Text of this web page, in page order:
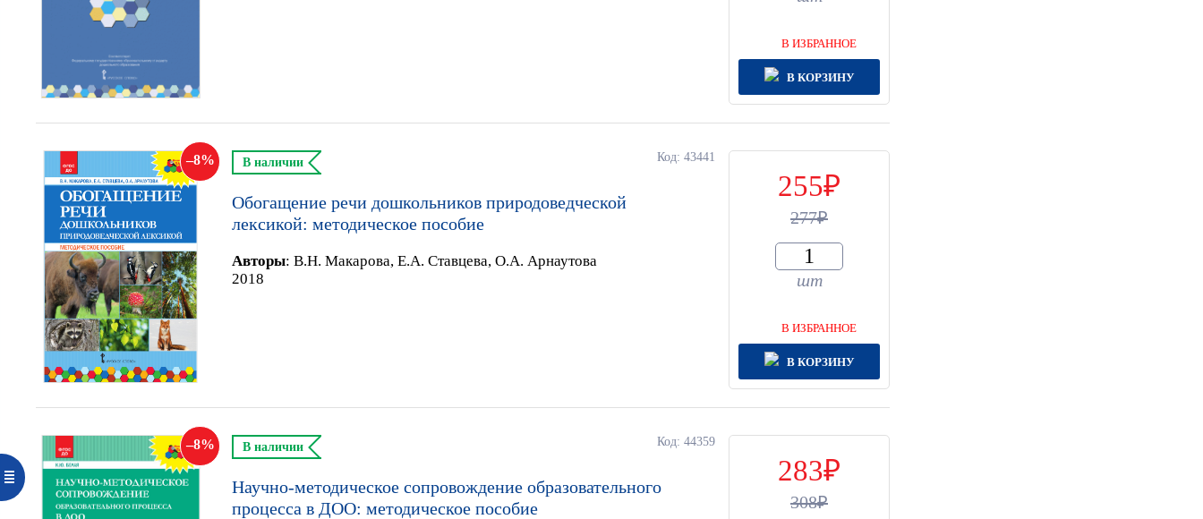
В ИЗБРАННОЕ
В КОРЗИНУ
8 Код: 43441
В наличии
Обогащение речи дошкольников природоведческой
лексикой: методическое пособие
Авторы: В.Н. Макарова, Е.А. Ставцева, О.А. Арнаутова
2018
255
277
шт
В ИЗБРАННОЕ
В КОРЗИНУ
8 Код: 44359
В наличии
Научно-методическое сопровождение образовательного
процесса в ДОО: методическое пособие
283
308